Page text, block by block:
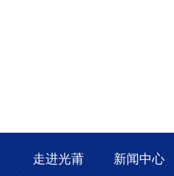
走进光莆 新闻中心